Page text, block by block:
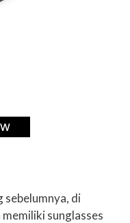
sebelumnya, di
sunglasses